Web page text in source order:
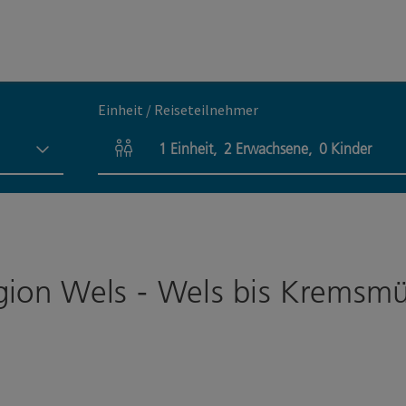
Einheit / Reiseteilnehmer
Einheitenanzahl und Personenfelder
1 Einheit, 2 Erwachsene, 0 Kinder
Wels - Wels bis